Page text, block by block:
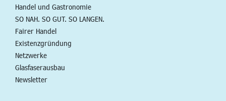
Handel und Gastronomie
SO NAH. SO GUT. SO LANGEN.
Fairer Handel
Existenzgründung
Netzwerke
Glasfaserausbau
Newsletter